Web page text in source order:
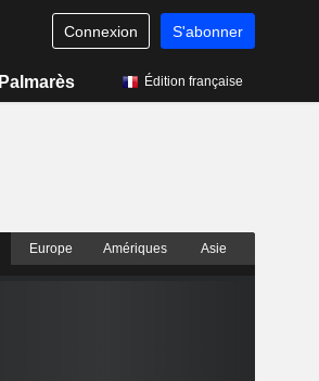
Connexion S'abonner
Palmarès Édition française
Europe Amériques Asie